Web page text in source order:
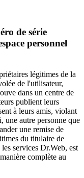
de série
personnel
légitimes de la
de l'utilisateur,
dans un centre de
publient leurs
à leurs amis, violant
une autre personne que
une remise de
du titulaire de
services Dr.Web, est
complète au